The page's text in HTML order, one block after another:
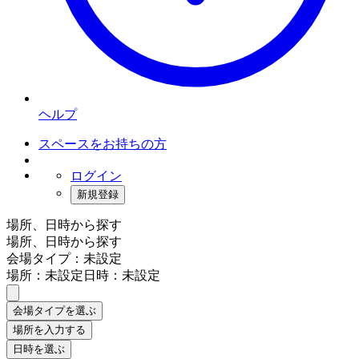
ヘルプ
スペースをお持ちの方
ログイン
新規登録
場所、日時から探す
場所、日時から探す
会場タイプ：未設定
場所：未設定日時：未設定
会場タイプを選ぶ
場所を入力する
日時を選ぶ